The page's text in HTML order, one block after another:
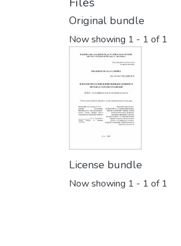
Original bundle
Now showing 1 - 1 of 1
License bundle
Now showing 1 - 1 of 1